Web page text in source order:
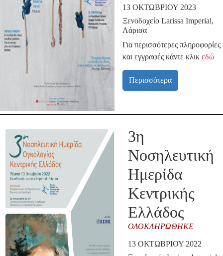
13 ΟΚΤΩΒΡΊΟΥ 2023
Ξενοδοχείο Larissa Imperial,
Λάρισα
Για περισσότερες πληροφορίες
και εγγραφές κάντε κλικ εδώ
Περισσότερα
3η
Νοσηλευτική
Ημερίδα
Κεντρικής
Ελλάδος
ΟΛΟΚΛΗΡΏΘΗΚΕ
13 ΟΚΤΩΒΡΊΟΥ 2022